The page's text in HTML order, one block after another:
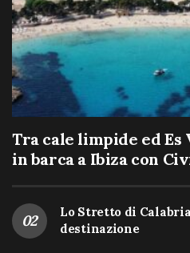
Tra cale limpide ed Es
in barca a Ibiza con
Lo Stretto di
destinazione